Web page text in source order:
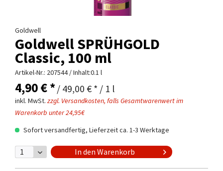
Goldwell
Goldwell SPRÜHGOLD
Classic, 100 ml
Artikel-Nr.: 207544/ Inhalt:0.1 l
4,90 € */ 49,00 € * / 1 l
inkl. MwSt. zzgl. Versandkosten, falls Gesamtwarenwert im
Warenkorb unter 24,95€
Sofort versandfertig, Lieferzeit ca. 1-3 Werktage
In den Warenkorb